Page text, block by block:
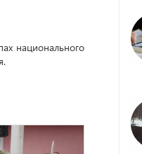
национального